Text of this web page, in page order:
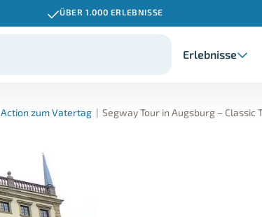
ÜBER 1.000 ERLEBNISSE
Erlebnisse
Action zum Vatertag | Segway Tour in Augsburg – Classic